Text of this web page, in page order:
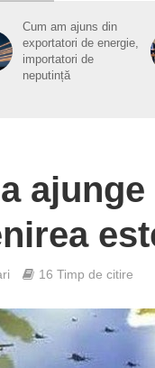
Cum am ajuns din
exportatori de energie,
importatori de
neputință
16 Timp de citire